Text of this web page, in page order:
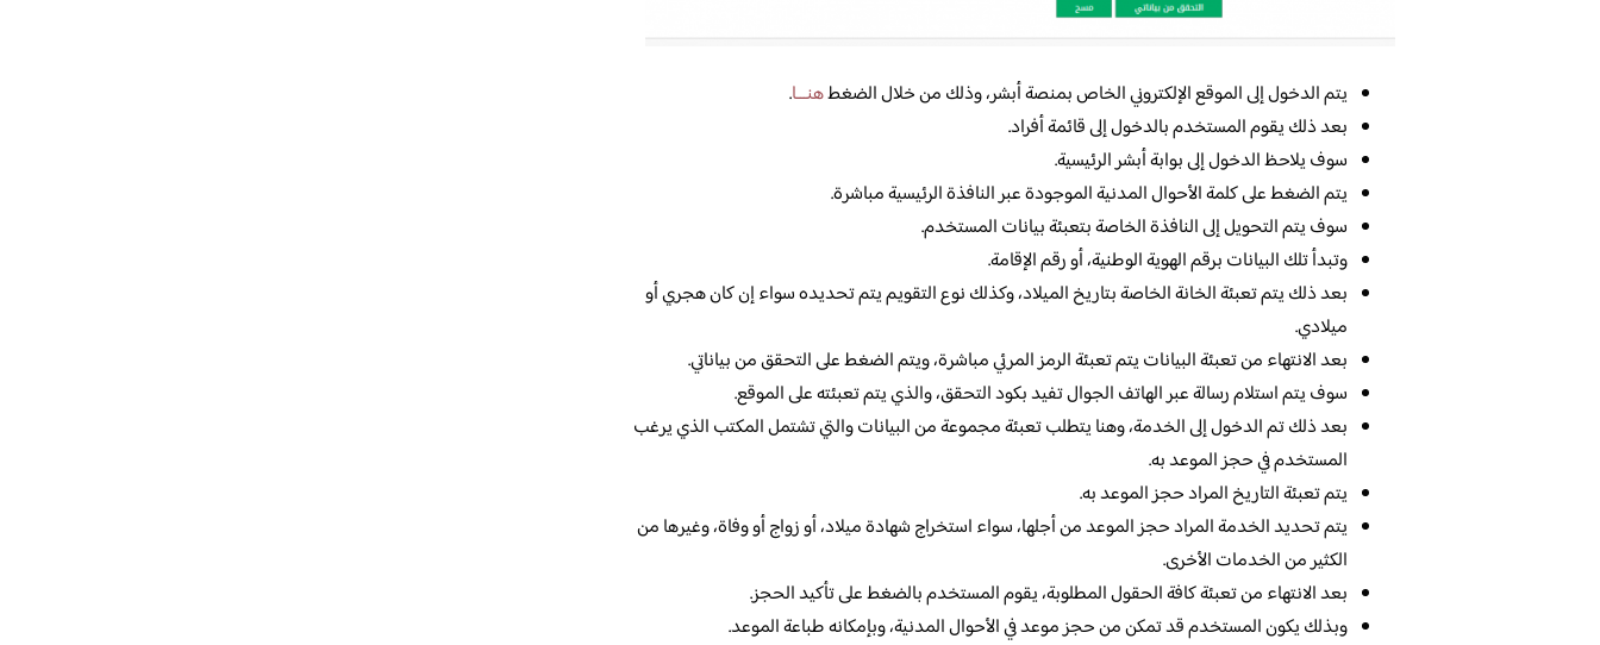
يتم الدخول إلى الموقع الإلكتروني الخاص بمنصة أبشر، وذلك من خلال الضغطهنـــا.
بعد ذلك يقوم المستخدم بالدخول إلى قائمة أفراد.
سوف يلاحظ الدخول إلى بوابة أبشر الرئيسية.
يتم الضغط على كلمة الأحوال المدنية الموجودة عبر النافذة الرئيسية مباشرة.
سوف يتم التحويل إلى النافذة الخاصة بتعبئة بيانات المستخدم.
وتبدأ تلك البيانات برقم الهوية الوطنية، أو رقم الإقامة.
بعد ذلك يتم تعبئة الخانة الخاصة بتاريخ الميلاد، وكذلك نوع التقويم يتم تحديده سواء إن كان هجري أو
ميلادي.
بعد الانتهاء من تعبئة البيانات يتم تعبئة الرمز المرئي مباشرة، ويتم الضغط على التحقق من بياناتي.
سوف يتم استلام رسالة عبر الهاتف الجوال تفيد بكود التحقق، والذي يتم تعبئته على الموقع.
بعد ذلك تم الدخول إلى الخدمة، وهنا يتطلب تعبئة مجموعة من البيانات والتي تشتمل المكتب الذي يرغب
المستخدم في حجز الموعد به.
يتم تعبئة التاريخ المراد حجز الموعد به.
يتم تحديد الخدمة المراد حجز الموعد من أجلها، سواء استخراج شهادة ميلاد، أو زواج أو وفاة، وغيرها من
الكثير من الخدمات الأخرى.
بعد الانتهاء من تعبئة كافة الحقول المطلوبة، يقوم المستخدم بالضغط على تأكيد الحجز.
وبذلك يكون المستخدم قد تمكن من حجز موعد في الأحوال المدنية، وبإمكانه طباعة الموعد.